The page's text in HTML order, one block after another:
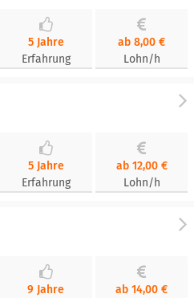
5 Jahre
Erfahrung
ab 8,00 €
Lohn/h
5 Jahre
Erfahrung
ab 12,00 €
Lohn/h
9 Jahre
ab 14,00 €